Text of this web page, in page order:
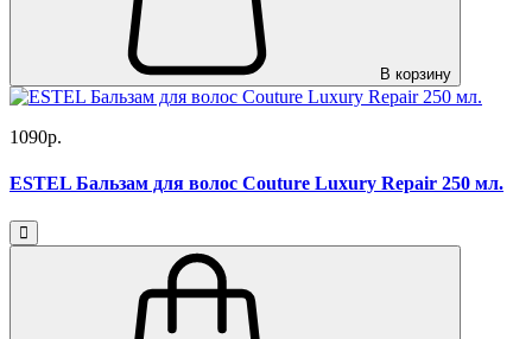
В корзину
1090р.
ESTEL Бальзам для волос Couture Luxury Repair 250 мл.